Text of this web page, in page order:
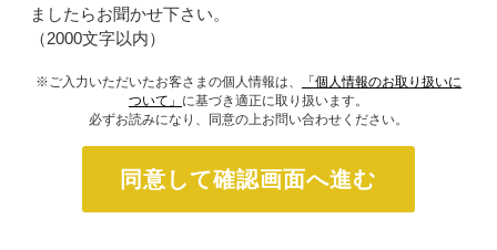
ましたらお聞かせ下さい。
（2000文字以内）
※ご入力いただいたお客さまの個人情報は、
「個人情報のお取り扱いに
ついて」 に基づき適正に取り扱います。
必ずお読みになり、同意の上お問い合わせください。
同意して確認画面へ進む